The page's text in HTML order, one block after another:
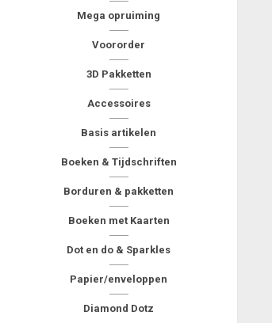
Mega opruiming
Voororder
3D Pakketten
Accessoires
Basis artikelen
Boeken & Tijdschriften
Borduren & pakketten
Boeken met Kaarten
Dot en do & Sparkles
Papier/enveloppen
Diamond Dotz